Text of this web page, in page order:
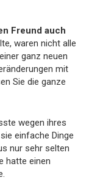
Freund auch
waren nicht alle
ganz neuen
mit
Sie die ganze
wegen ihres
einfache Dinge
nur sehr selten
hatte einen